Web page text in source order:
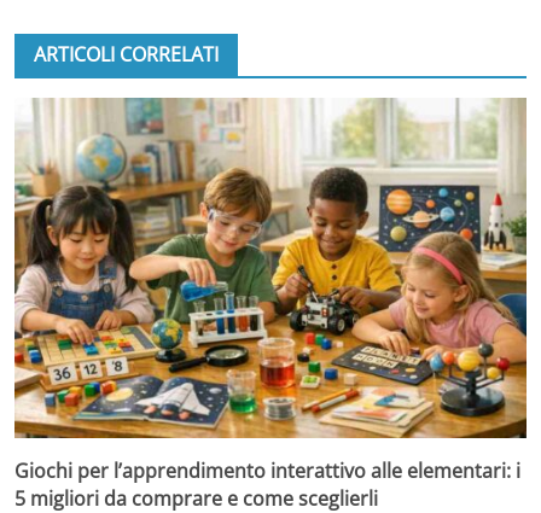
ARTICOLI CORRELATI
Giochi per l’apprendimento interattivo alle elementari: i
5 migliori da comprare e come sceglierli